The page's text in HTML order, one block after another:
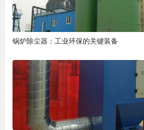
锅炉除尘器：工业环保的关键装备